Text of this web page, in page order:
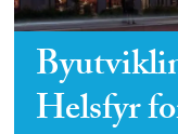
Helsfyr